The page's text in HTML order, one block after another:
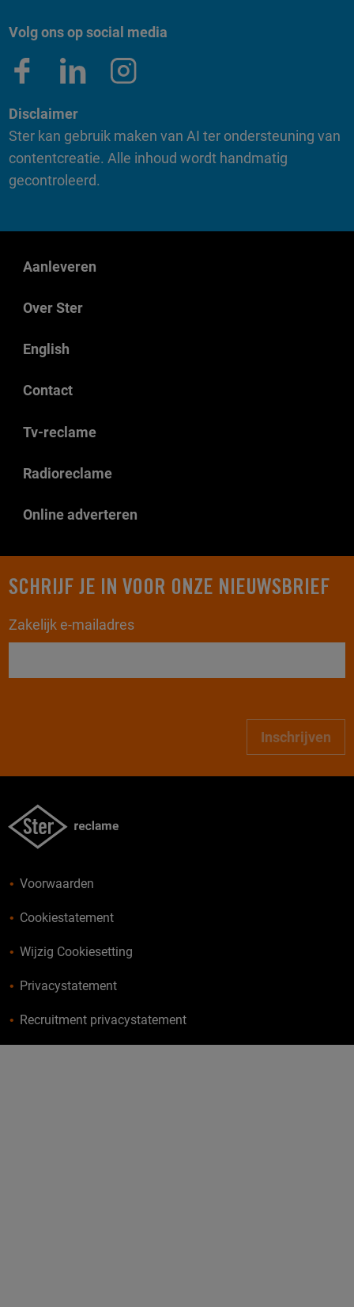
Volg ons op social media
Disclaimer
Ster kan gebruik maken van AI ter ondersteuning van
contentcreatie. Alle inhoud wordt handmatig
gecontroleerd.
Aanleveren
Over Ster
English
Contact
Tv-reclame
Radioreclame
Online adverteren
SCHRIJF JE IN VOOR ONZE NIEUWSBRIEF
Zakelijk e-mailadres
Inschrijven
Voorwaarden
Cookiestatement
Wijzig Cookiesetting
Privacystatement
Recruitment privacystatement